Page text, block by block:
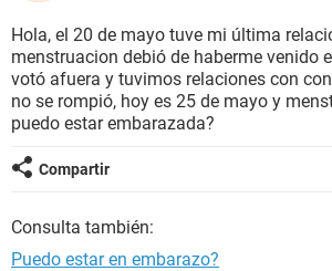
BIENESTAR
SEXUALIDAD
GLOSARIO
Hola, el 20 de mayo tuve mi última
menstruacion debió de haberme venido
votó afuera y tuvimos relaciones con
no se rompió, hoy es 25 de mayo y
puedo estar embarazada?
Compartir
Consulta también:
Puedo estar en embarazo?